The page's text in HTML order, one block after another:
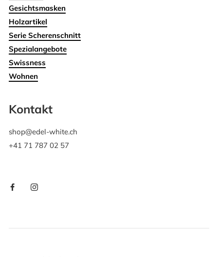
Gesichtsmasken
Holzartikel
Serie Scherenschnitt
Spezialangebote
Swissness
Wohnen
Kontakt
shop@edel-white.ch
+41 71 787 02 57